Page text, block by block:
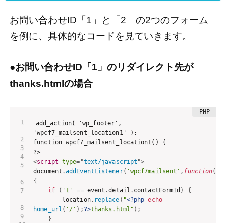
お問い合わせID「1」と「2」の2つのフォーム
を例に、具体的なコードを見ていきます。
●お問い合わせID「1」のリダイレクト先が
thanks.htmlの場合
add_action( 'wp_footer',
'wpcf7_mailsent_location1' );
function wpcf7_mailsent_location1() {
<script type= "text/javascript ">
document .addEventListener( 'wpcf7mailsent' , function(
{
if
( '1' == event .detail . contactFormId )
{
        location
. replace ( "<?php echo
home_url ( '/' ) ; ?>thanks.html" ) ;
}